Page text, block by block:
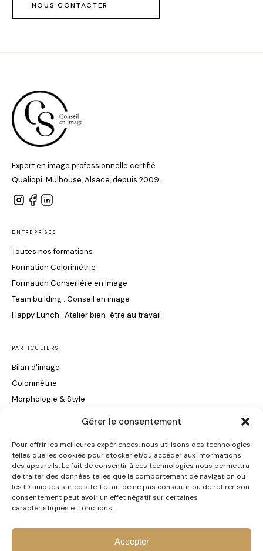
Gérer le consentement
Pour offrir les meilleures expériences, nous utilisons des technologies
telles que les cookies pour stocker et/ou accéder aux informations
des appareils. Le fait de consentir à ces technologies nous permettra
de traiter des données telles que le comportement de navigation ou
les ID uniques sur ce site. Le fait de ne pas consentir ou de retirer son
consentement peut avoir un effet négatif sur certaines
caractéristiques et fonctions.
Accepter
NOUS CONTACTER
Expert en image professionnelle certifié
Qualiopi. Mulhouse, Alsace, depuis 2009.
ENTREPRISES
Toutes nos formations
Formation Colorimétrie
Formation Conseillère en Image
Team building : Conseil en image
Happy Lunch : Atelier bien-être au travail
PARTICULIERS
Bilan d'image
Colorimétrie
Morphologie & Style
INFORMATIONS
Certification Qualiopi
Contact